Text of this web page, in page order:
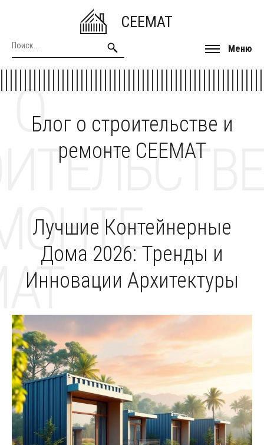
CEEMAT
Меню
Блог о строительстве и
ремонте CEEMAT
О
Лучшие Контейнерные
Дома 2026: Тренды и
Инновации Архитектуры